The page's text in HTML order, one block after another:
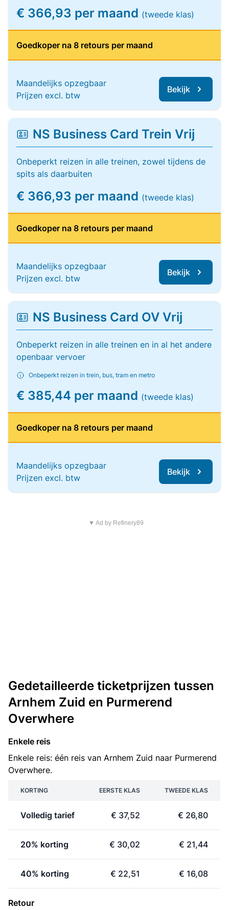
€ 366,93 per maand (tweede klas)
Goedkoper na 8 retours per maand
Maandelijks opzegbaar
Prijzen excl. btw
Bekijk
NS Business Card Trein Vrij
Onbeperkt reizen in alle treinen, zowel tijdens de
spits als daarbuiten
€ 366,93 per maand (tweede klas)
Goedkoper na 8 retours per maand
Maandelijks opzegbaar
Prijzen excl. btw
Bekijk
NS Business Card OV Vrij
Onbeperkt reizen in alle treinen en in al het andere
openbaar vervoer
Onbeperkt reizen in trein, bus, tram en metro
€ 385,44 per maand (tweede klas)
Goedkoper na 8 retours per maand
Maandelijks opzegbaar
Prijzen excl. btw
Bekijk
▼ Ad by Refinery89
Gedetailleerde ticketprijzen tussen
Arnhem Zuid en Purmerend
Overwhere
Enkele reis
Enkele reis: één reis van Arnhem Zuid naar Purmerend
Overwhere.
KORTING EERSTE KLAS TWEEDE KLAS
Volledig tarief € 37,52 € 26,80
20% korting € 30,02 € 21,44
40% korting € 22,51 € 16,08
Retour